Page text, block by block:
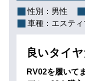
性別： 男性
車種： エスティ
良いタイ
RV02を履いて